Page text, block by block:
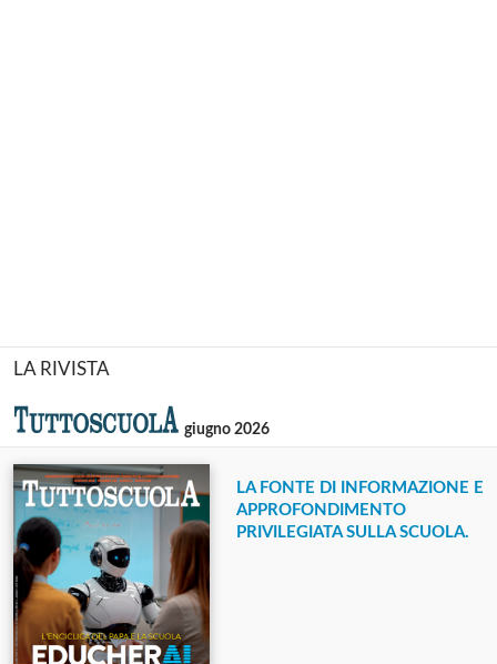
LA RIVISTA
giugno 2026
LA FONTE DI INFORMAZIONE E
APPROFONDIMENTO
PRIVILEGIATA SULLA SCUOLA.